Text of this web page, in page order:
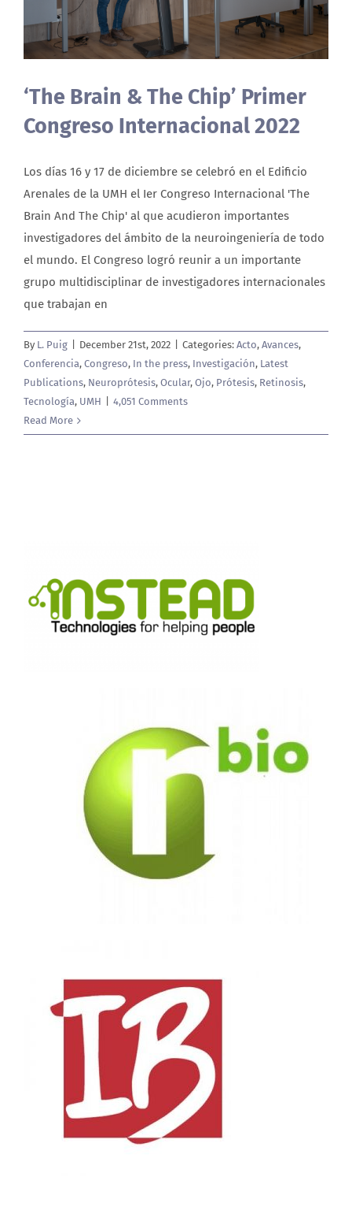
‘The Brain & The Chip’ Primer
Congreso Internacional 2022
Los días 16 y 17 de diciembre se celebró en el Edificio
Arenales de la UMH el Ier Congreso Internacional 'The
Brain And The Chip' al que acudieron importantes
investigadores del ámbito de la neuroingeniería de todo
el mundo. El Congreso logró reunir a un importante
grupo multidisciplinar de investigadores internacionales
que trabajan en
By L. Puig December 21st, 2022 Categories: Acto, Avances,
Conferencia, Congreso, In the press, Investigación, Latest
Publications, Neuroprótesis, Ocular, Ojo, Prótesis, Retinosis,
Tecnología, UMH
4,051 Comments
Read More